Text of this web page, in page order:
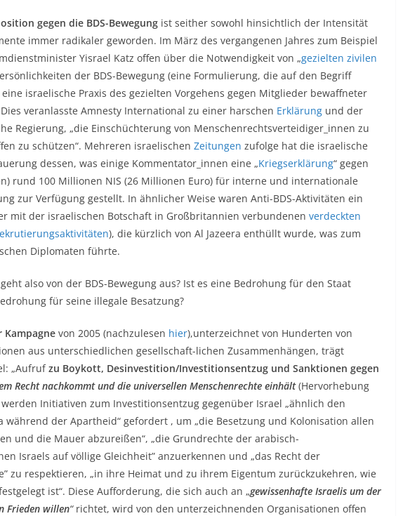
gegen die BDS-Bewegung ist seither sowohl hinsichtlich der Intensität
immer radikaler geworden. Im März des vergangenen Jahres zum Beispiel
Yisrael Katz offen über die Notwendigkeit von „gezielten zivilen
der BDS-Bewegung (eine Formulierung, die auf den Begriff
israelische Praxis des gezielten Vorgehens gegen Mitglieder bewaffneter
veranlasste Amnesty International zu einer harschen Erklärung und der
Regierung, „die Einschüchterung von Menschenrechtsverteidiger_innen zu
zu schützen“. Mehreren israelischen Zeitungen zufolge hat die israelische
dessen, was einige Kommentator_innen eine „Kriegserklärung“ gegen
rund 100 Millionen NIS (26 Millionen Euro) für interne und internationale
zur Verfügung gestellt. In ähnlicher Weise waren Anti-BDS-Aktivitäten ein
mit der israelischen Botschaft in Großbritannien verbundenen verdeckten
), die kürzlich von Al Jazeera enthüllt wurde, was zum
Diplomaten führte.
also von der BDS-Bewegung aus? Ist es eine Bedrohung für den Staat
für seine illegale Besatzung?
Kampagne von 2005 (nachzulesen hier),unterzeichnet von Hunderten von
aus unterschiedlichen gesellschaft-lichen Zusammenhängen, trägt
„Aufrufzu Boykott, Desinvestition/Investitionsentzug und Sanktionen gegen
Recht nachkommt und die universellen Menschenrechte einhält (Hervorhebung
Initiativen zum Investitionsentzug gegenüber Israel „ähnlich den
während der Apartheid“ gefordert , um „die Besetzung und Kolonisation allen
und die Mauer abzureißen“, „die Grundrechte der arabisch-
Israels auf völlige Gleichheit” anzuerkennen und „das Recht der
zu respektieren, „in ihre Heimat und zu ihrem Eigentum zurückzukehren, wie
ist“. Diese Aufforderung, die sich auch an „gewissenhafte Israelis um der
Frieden willen“richtet, wird von den unterzeichnenden Organisationen offen